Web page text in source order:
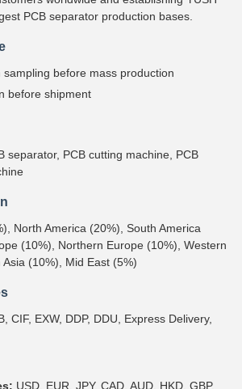
PCB separator production bases.
sampling before mass production
before shipment
separator, PCB cutting machine, PCB
North America (20%), South America
(10%), Northern Europe (10%), Western
(10%), Mid East (5%)
CIF, EXW, DDP, DDU, Express Delivery,
USD, EUR, JPY, CAD, AUD, HKD, GBP,